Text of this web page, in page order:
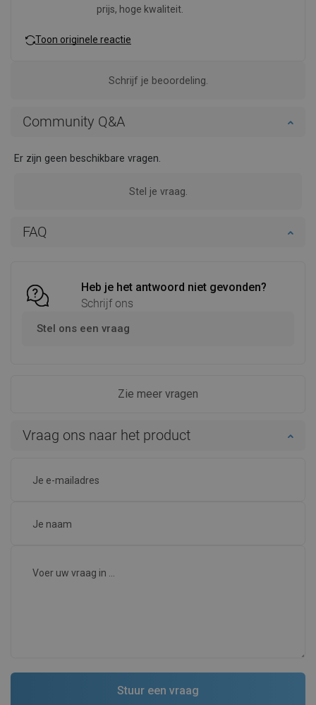
FAQ
Heb je het antwoord niet gevonden?
Schrijf ons
Stel ons een vraag
Zie meer vragen
prijs, hoge kwaliteit.
Toon originele reactie
Schrijf je beoordeling.
Community Q&A
Er zijn geen beschikbare vragen.
Stel je vraag.
Vraag ons naar het product